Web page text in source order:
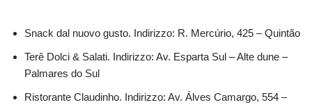
Snack dal nuovo gusto. Indirizzo: R. Mercúrio, 425 – Quintão
Terê Dolci & Salati. Indirizzo: Av. Esparta Sul – Alte dune –
Palmares do Sul
Ristorante Claudinho. Indirizzo: Av. Álves Camargo, 554 –